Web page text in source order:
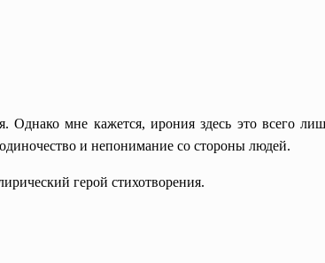
мне кажется, ирония здесь это всего
и непонимание со стороны людей.
герой стихотворения.